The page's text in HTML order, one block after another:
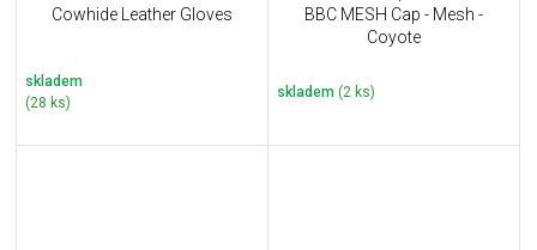
Cowhide Leather Gloves
skladem
(28 ks)
BBC MESH Cap - Mesh -
Coyote
skladem (2 ks)